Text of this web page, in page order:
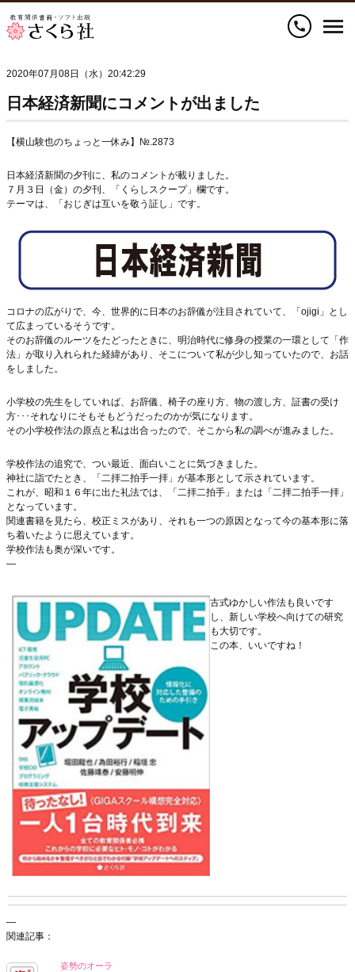
call
2020年07月08日（水）20:42:29
日本経済新聞にコメントが出ました
【横山験也のちょっと一休み】№.2873
日本経済新聞の夕刊に、私のコメントが載りました。
７月３日（金）の夕刊、「くらしスクープ」欄です。
テーマは、「おじぎは互いを敬う証し」です。
コロナの広がりで、今、世界的に日本のお辞儀が注目されていて、「ojigi」とし
て広まっているそうです。
そのお辞儀のルーツをたどったときに、明治時代に修身の授業の一環として「作
法」が取り入れられた経緯があり、そこについて私が少し知っていたので、お話
をしました。
小学校の先生をしていれば、お辞儀、椅子の座り方、物の渡し方、証書の受け
方･･･それなりにそもそもどうだったのかが気になります。
その小学校作法の原点と私は出合ったので、そこから私の調べが進みました。
学校作法の追究で、つい最近、面白いことに気づきました。
神社に詣でたとき、「二拝二拍手一拝」が基本形として示されています。
これが、昭和１６年に出た礼法では、「二拝二拍手」または「二拝二拍手一拝」
となっています。
関連書籍を見たら、校正ミスがあり、それも一つの原因となって今の基本形に落
ち着いたように思えています。
学校作法も奥が深いです。
—
古式ゆかしい作法も良いです
し、新しい学校へ向けての研究
も大切です。
この本、いいですね！
—
関連記事：
姿勢のオーラ